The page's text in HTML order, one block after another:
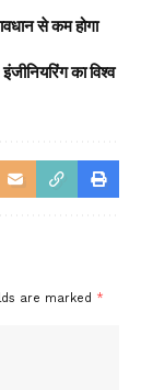
से कम होगा
का विश्व
are marked *